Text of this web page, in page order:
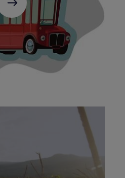
C'est
parti
!